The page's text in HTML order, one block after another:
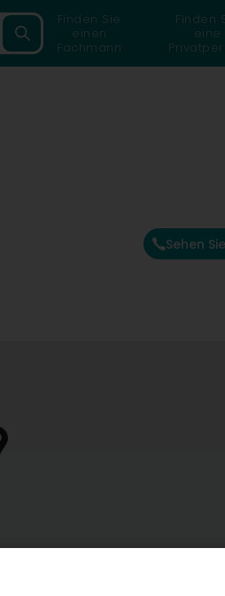
Finden Sie
einen
Fachmann
Finden
eine
Sehen